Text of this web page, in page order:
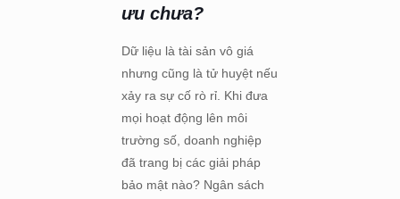
ưu chưa?
Dữ liệu là tài sản vô giá
nhưng cũng là tử huyệt nếu
xảy ra sự cố rò rỉ. Khi đưa
mọi hoạt động lên môi
trường số, doanh nghiệp
đã trang bị các giải pháp
bảo mật nào? Ngân sách